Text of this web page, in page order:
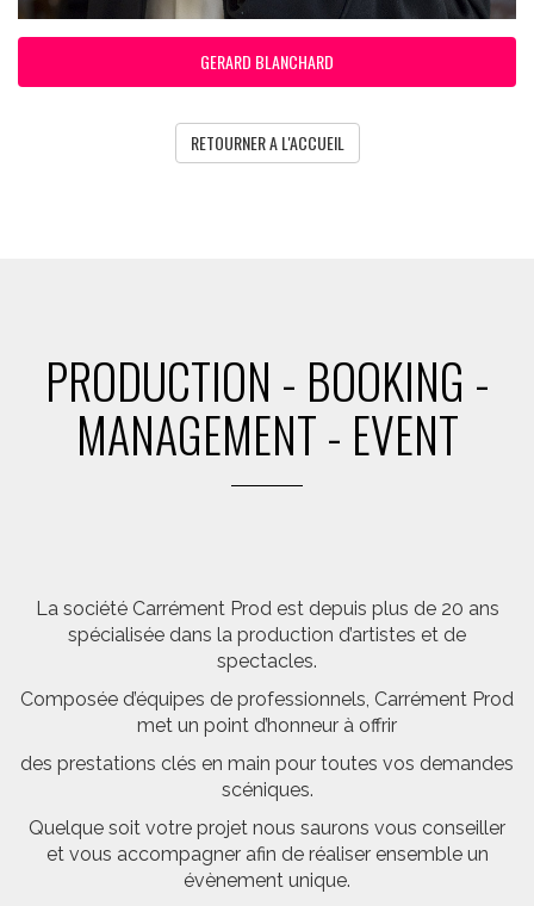
GERARD BLANCHARD
RETOURNER A L'ACCUEIL
PRODUCTION - BOOKING -
MANAGEMENT - EVENT
La société Carrément Prod est depuis plus de 20 ans
spécialisée dans la production d’artistes et de
spectacles.
Composée d’équipes de professionnels, Carrément Prod
met un point d’honneur à offrir
des prestations clés en main pour toutes vos demandes
scéniques.
Quelque soit votre projet nous saurons vous conseiller
et vous accompagner afin de réaliser ensemble un
évènement unique.